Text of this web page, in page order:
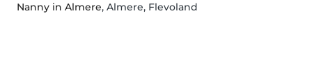
Nanny in Almere, Almere, Flevoland